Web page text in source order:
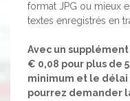
format JPG ou mieux
textes enregistrés en
Avec un
€ 0,08 pour plus de
minimum et le délai
pourrez demander